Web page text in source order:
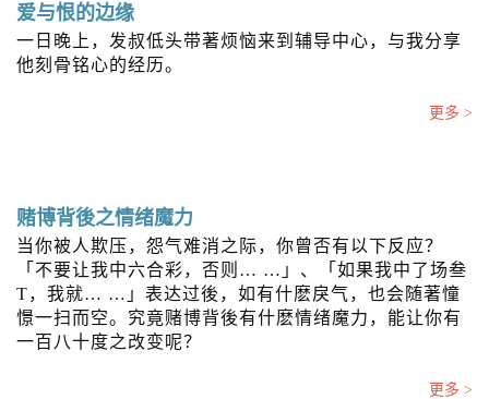
爱与恨的边缘
一日晚上，发叔低头带著烦恼来到辅导中心，与我分享
他刻骨铭心的经历。
更多 >
赌博背後之情绪魔力
当你被人欺压，怨气难消之际，你曾否有以下反应？
「不要让我中六合彩，否则… …」、「如果我中了场叁
T，我就… …」表达过後，如有什麽戾气，也会随著憧
憬一扫而空。究竟赌博背後有什麽情绪魔力，能让你有
一百八十度之改变呢？
更多 >